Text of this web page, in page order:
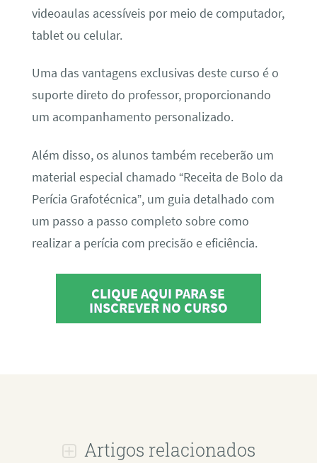
videoaulas acessíveis por meio de computador,
tablet ou celular.
Uma das vantagens exclusivas deste curso é o
suporte direto do professor, proporcionando
um acompanhamento personalizado.
Além disso, os alunos também receberão um
material especial chamado “Receita de Bolo da
Perícia Grafotécnica”, um guia detalhado com
um passo a passo completo sobre como
realizar a perícia com precisão e eficiência.
CLIQUE AQUI PARA SE
INSCREVER NO CURSO
Artigos relacionados